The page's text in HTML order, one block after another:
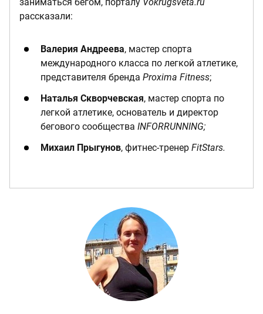
рассказали:
Валерия Андреева, мастер спорта
международного класса по легкой атлетике,
представителя бренда Proxima Fitness;
Наталья Скворчевская, мастер спорта по
легкой атлетике, основатель и директор
бегового сообщества INFORRUNNING;
Михаил Прыгунов, фитнес-тренер FitStars.